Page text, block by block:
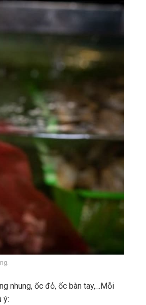
nhung, ốc đỏ, ốc bàn tay,…Mỗi
ý: